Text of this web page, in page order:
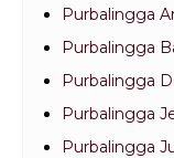
Purbalingga
Purbalingga
Purbalingga
Purbalingga
Purbalingga